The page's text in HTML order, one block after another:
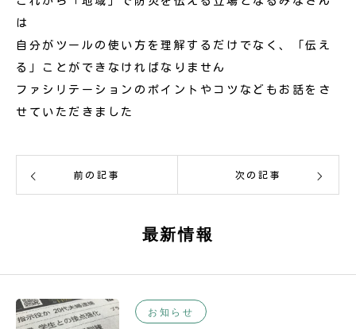
は
自分がツールの使い方を理解するだけでなく、「伝え
る」ことができなければなりません
ファシリテーションのポイントやコツなどもお話をさ
せていただきました
前の記事 次の記事
最新情報
お知らせ